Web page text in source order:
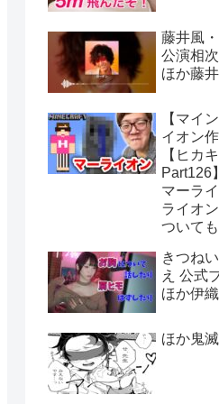
藤井風
公演相
ほか藤
【マイ
イオン
【ヒカ
Part126
マーラ
ライオ
ついても
きつね
え 公式
ほか伊
ほか鬼